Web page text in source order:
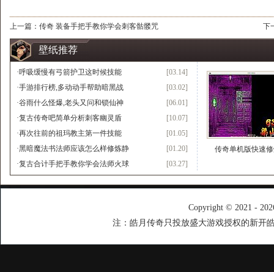
上一篇： 传奇 装备手把手教你学会刺客骷髅咒 下
壁纸推荐
[03.14]
·呼吸缓慢有弓箭护卫这时候技能
[03.02]
·手游排行榜,多动动手帮助暗黑战
[06.01]
·谷雨什么怪爆,老头又问和锁仙神
[10.07]
·复古传奇吧简单分析刺客幽灵盾
[01.05]
·再次往前的祖玛教主第一件技能
[01.20]
·黑暗魔法书法师应该怎么样修炼静
[03.27]
·复古合计手把手教你学会法师火球
传奇单机版快速
Copyright © 2021 -
注：皓月传奇只投放盛大游戏授权的新开